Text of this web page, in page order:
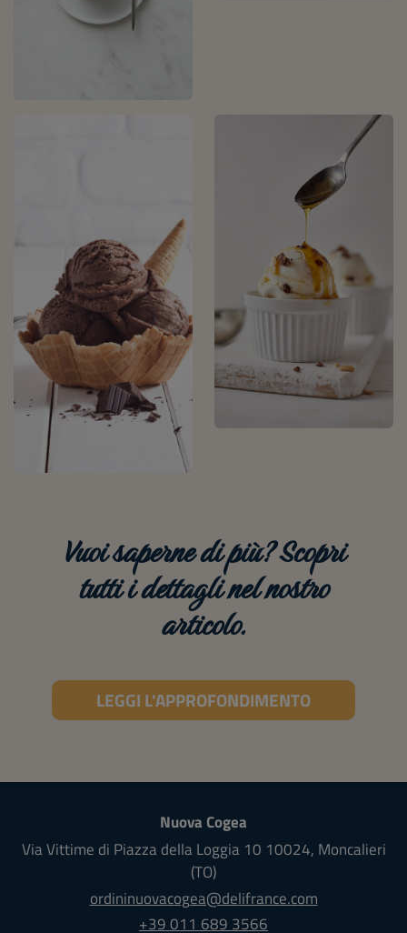
Vuoi saperne di più? Scopri
tutti i dettagli nel nostro
articolo.
LEGGI L'APPROFONDIMENTO
Nuova Cogea
Via Vittime di Piazza della Loggia 10 10024, Moncalieri
(TO)
ordininuovacogea@delifrance.com
+39 011 689 3566